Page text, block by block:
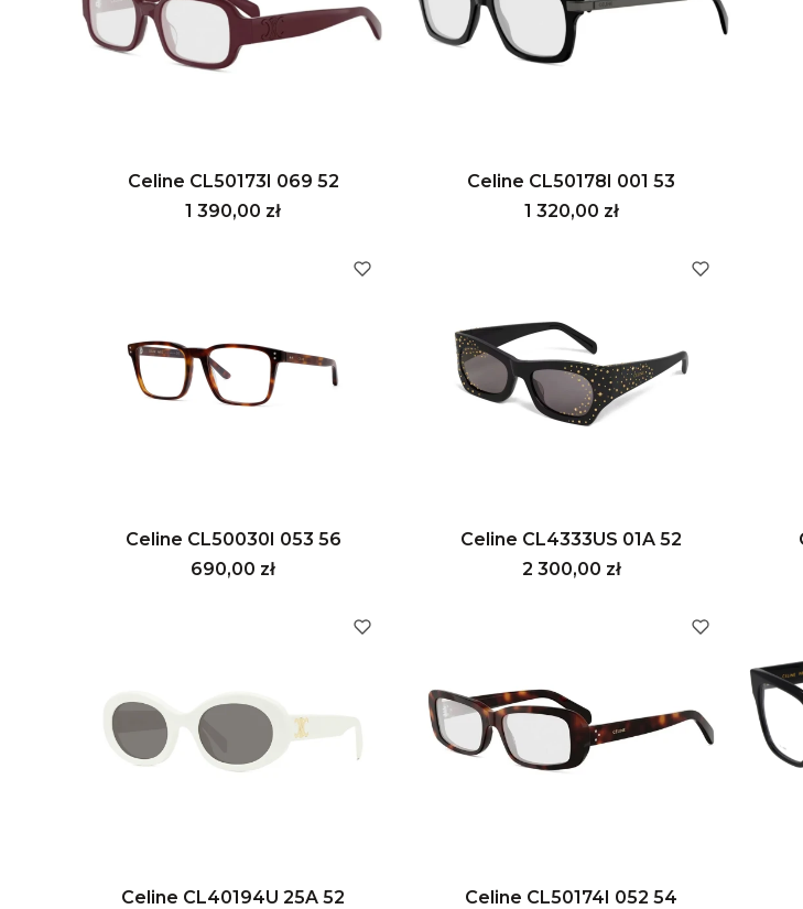
Celine CL50173I 069 52
Cena
1 390,00 zł
Celine CL50178I 001 53
Cena
1 320,00 zł
Celine CL50030I 053 56
Cena
690,00 zł
Celine CL4333US 01A 52
Cena
2 300,00 zł
Celine CL40194U 25A 52
Celine CL50174I 052 54